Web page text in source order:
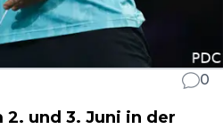
0
2. und 3. Juni in der